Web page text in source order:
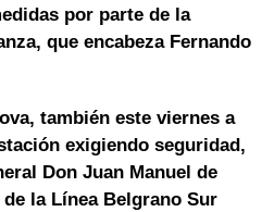
por parte de la
que encabeza Fernando
también este viernes a
exigiendo seguridad,
Don Juan Manuel de
la Línea Belgrano Sur